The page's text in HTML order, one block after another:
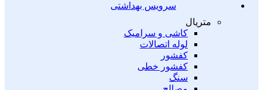
سرویس بهداشتی
متریال
کاشی و سرامیک
لوله اتصالات
کفشور
کفشور خطی
سنگ